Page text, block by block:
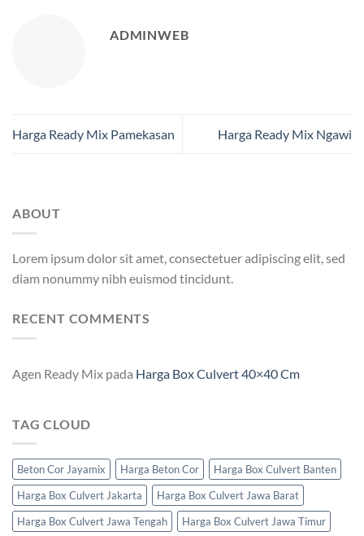
ADMINWEB
Harga Ready Mix Pamekasan Harga Ready Mix Ngawi
ABOUT
Lorem ipsum dolor sit amet, consectetuer adipiscing elit, sed
diam nonummy nibh euismod tincidunt.
RECENT COMMENTS
Agen Ready Mix pada Harga Box Culvert 40×40 Cm
TAG CLOUD
Beton Cor Jayamix Harga Beton Cor
Harga Box Culvert Banten
Harga Box Culvert Jakarta
Harga Box Culvert Jawa Barat
Harga Box Culvert Jawa Tengah
Harga Box Culvert Jawa Timur